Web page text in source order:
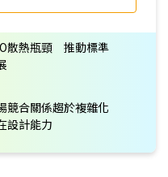
散熱瓶頸 推動標準
競合關係趨於複雜化
設計能力